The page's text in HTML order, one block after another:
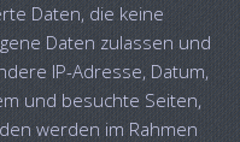
Daten, die keine
Daten zulassen und
IP-Adresse, Datum,
und besuchte Seiten,
werden im Rahmen